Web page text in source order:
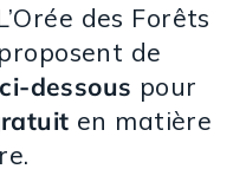
des Forêts
de
dessous pour
en matière